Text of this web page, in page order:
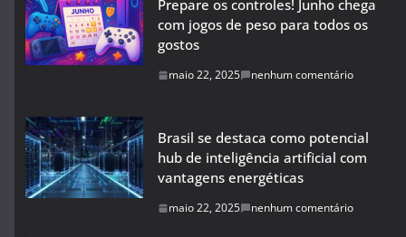
Prepare os controles! Junho chega
com jogos de peso para todos os
gostos
maio 22, 2025 nenhum comentário
Brasil se destaca como potencial
hub de inteligência artificial com
vantagens energéticas
maio 22, 2025 nenhum comentário